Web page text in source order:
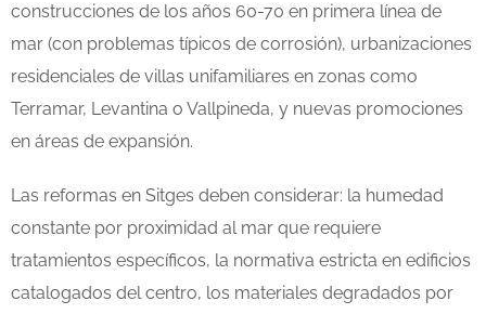
construcciones de los años 60-70 en primera línea de
mar (con problemas típicos de corrosión), urbanizaciones
residenciales de villas unifamiliares en zonas como
Terramar, Levantina o Vallpineda, y nuevas promociones
en áreas de expansión.
Las reformas en Sitges deben considerar: la humedad
constante por proximidad al mar que requiere
tratamientos específicos, la normativa estricta en edificios
catalogados del centro, los materiales degradados por